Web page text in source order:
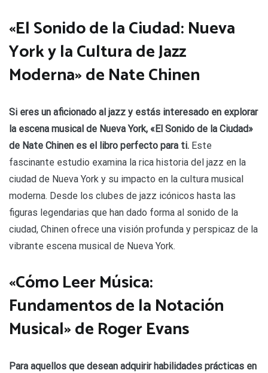
«El Sonido de la Ciudad: Nueva
York y la Cultura de Jazz
Moderna» de Nate Chinen
Si eres un aficionado al jazz y estás interesado en explorar
la escena musical de Nueva York, «El Sonido de la Ciudad»
de Nate Chinen es el libro perfecto para ti. Este
fascinante estudio examina la rica historia del jazz en la
ciudad de Nueva York y su impacto en la cultura musical
moderna. Desde los clubes de jazz icónicos hasta las
figuras legendarias que han dado forma al sonido de la
ciudad, Chinen ofrece una visión profunda y perspicaz de la
vibrante escena musical de Nueva York.
«Cómo Leer Música:
Fundamentos de la Notación
Musical» de Roger Evans
Para aquellos que desean adquirir habilidades prácticas en